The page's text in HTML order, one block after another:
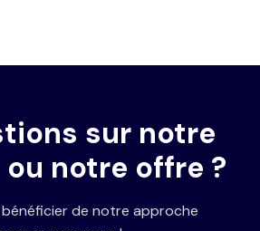
sur notre
notre offre ?
de notre approche